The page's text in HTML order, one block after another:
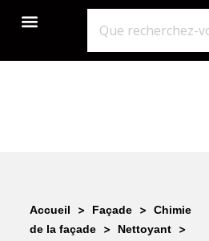
Accueil > Façade >
Chimie
de la façade
> Nettoyant >